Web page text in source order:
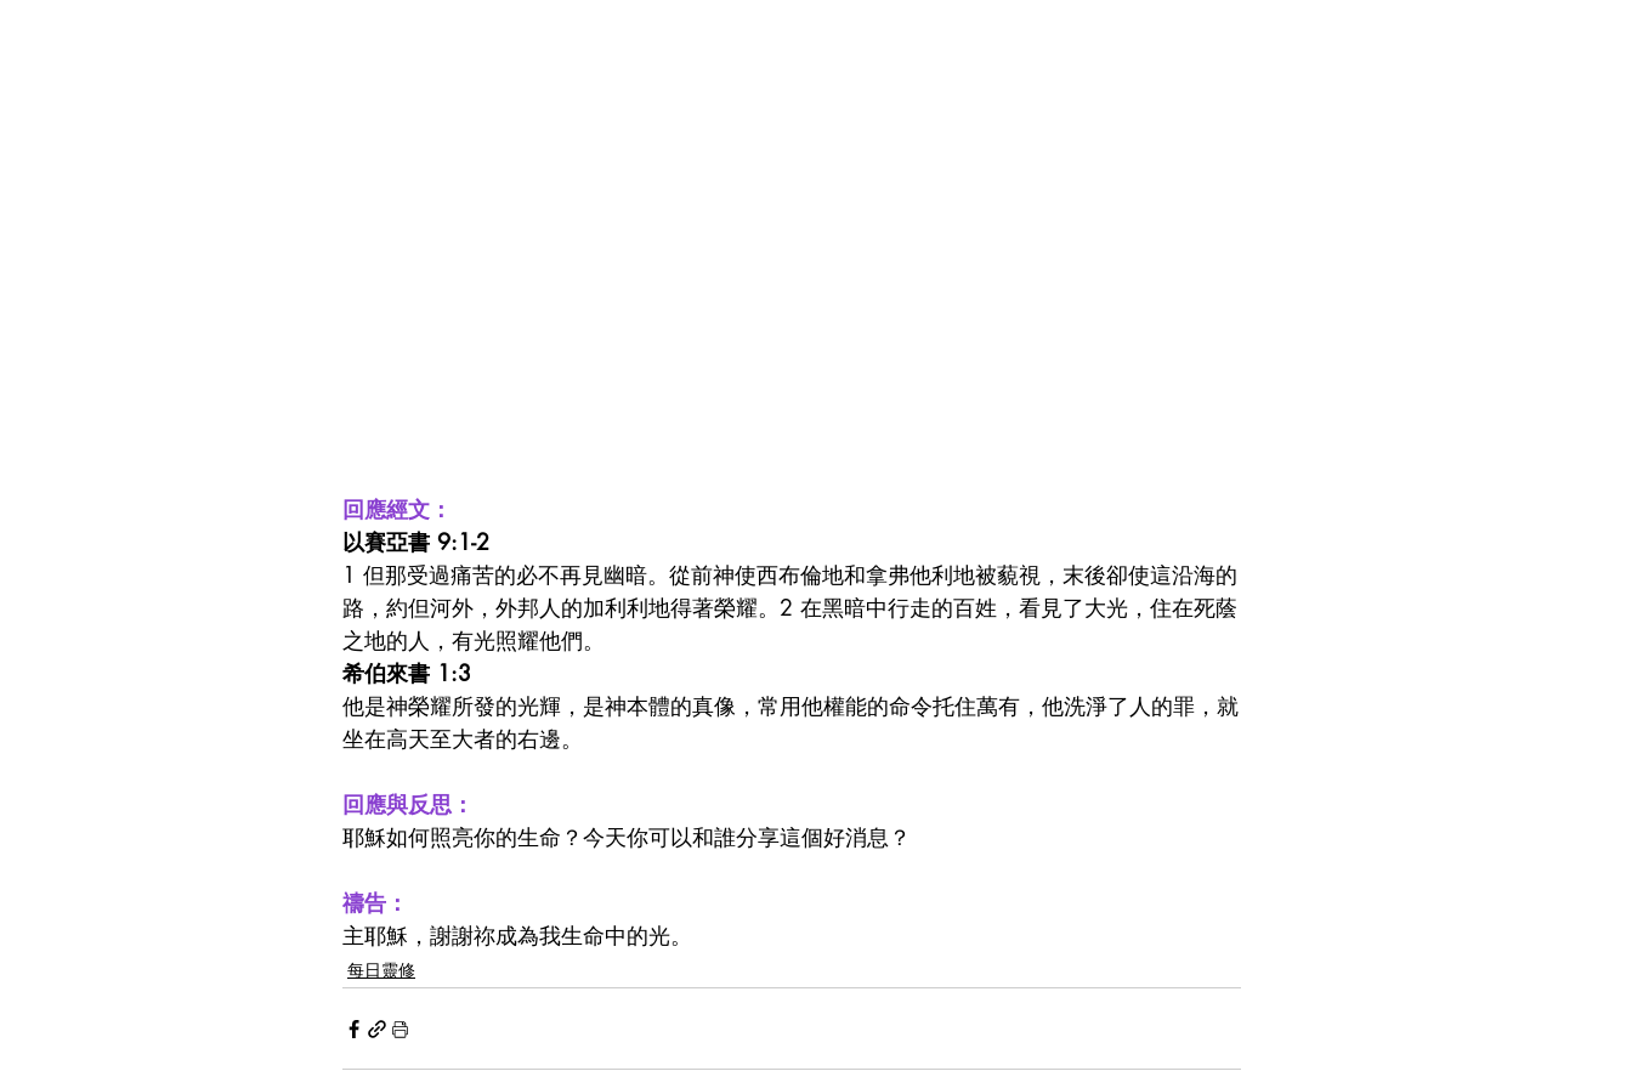
回應經文：
以賽亞書 9:1-2
1 但那受過痛苦的必不再見幽暗。從前神使西布倫地和拿弗他利地被藐視，末後卻使這沿海的
路，約但河外，外邦人的加利利地得著榮耀。2 在黑暗中行走的百姓，看見了大光，住在死蔭
之地的人，有光照耀他們。
希伯來書 1:3
他是神榮耀所發的光輝，是神本體的真像，常用他權能的命令托住萬有，他洗淨了人的罪，就
坐在高天至大者的右邊。
回應與反思：
耶穌如何照亮你的生命？今天你可以和誰分享這個好消息？
禱告：
主耶穌，謝謝祢成為我生命中的光。
每日靈修